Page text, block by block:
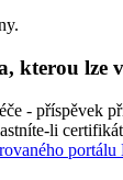
kterou lze
- příspěvek
li
portálu